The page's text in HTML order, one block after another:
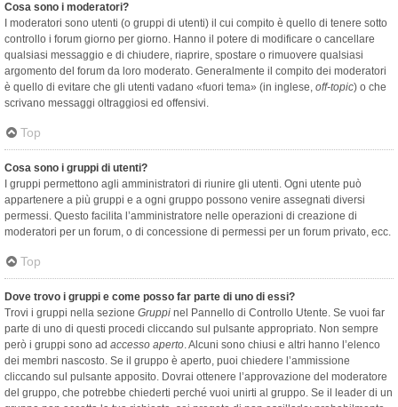
Cosa sono i moderatori?
I moderatori sono utenti (o gruppi di utenti) il cui compito è quello di tenere sotto
controllo i forum giorno per giorno. Hanno il potere di modificare o cancellare
qualsiasi messaggio e di chiudere, riaprire, spostare o rimuovere qualsiasi
argomento del forum da loro moderato. Generalmente il compito dei moderatori
è quello di evitare che gli utenti vadano «fuori tema» (in inglese, off-topic) o che
scrivano messaggi oltraggiosi ed offensivi.
Top
Cosa sono i gruppi di utenti?
I gruppi permettono agli amministratori di riunire gli utenti. Ogni utente può
appartenere a più gruppi e a ogni gruppo possono venire assegnati diversi
permessi. Questo facilita l’amministratore nelle operazioni di creazione di
moderatori per un forum, o di concessione di permessi per un forum privato, ecc.
Top
Dove trovo i gruppi e come posso far parte di uno di essi?
Trovi i gruppi nella sezione Gruppi nel Pannello di Controllo Utente. Se vuoi far
parte di uno di questi procedi cliccando sul pulsante appropriato. Non sempre
però i gruppi sono ad accesso aperto. Alcuni sono chiusi e altri hanno l’elenco
dei membri nascosto. Se il gruppo è aperto, puoi chiedere l’ammissione
cliccando sul pulsante apposito. Dovrai ottenere l’approvazione del moderatore
del gruppo, che potrebbe chiederti perché vuoi unirti al gruppo. Se il leader di un